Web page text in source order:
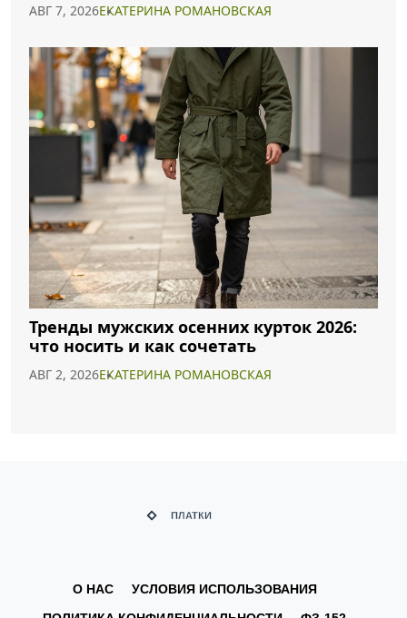
АВГ 7, 2026ЕКАТЕРИНА РОМАНОВСКАЯ
Тренды мужских осенних курток 2026:
что носить и как сочетать
АВГ 2, 2026ЕКАТЕРИНА РОМАНОВСКАЯ
О НАС
УСЛОВИЯ ИСПОЛЬЗОВАНИЯ